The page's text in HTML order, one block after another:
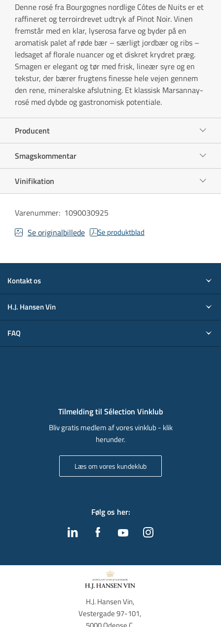
Denne rosé fra Bourgognes nordlige Côtes de Nuits er et
raffineret og terroirdrevet udtryk af Pinot Noir. Vinen
fremstår med en klar, lyserosa farve og byder på en
aromatisk palet af røde bær – særligt jordbær og ribs –
ledsaget af florale nuancer og et diskret krydret præg.
Smagen er elegant og tør med frisk, lineær syre og en
tekstur, der bærer frugtens finesse hele vejen gennem
den rene, mineralske afslutning. Et klassisk Marsannay-
rosé med dybde og gastronomisk potentiale.
Producent
Smagskommentar
Vinifikation
Varenummer: 1090030925
Se originalbillede
Se produktblad
Kontakt os
H.J. Hansen Vin
FAQ
Tilmelding til Sélection Vinklub
Bliv gratis medlem af vores vinklub - klik
herunder.
Læs om vores kundeklub
Følg os her:
H.J. Hansen Vin,
Vestergade 97-101,